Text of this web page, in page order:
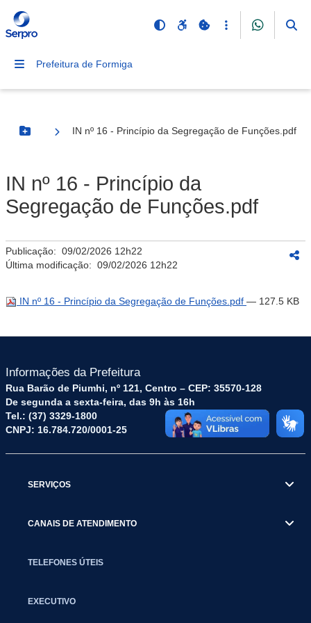
Prefeitura de Formiga
Botão Menu
IN nº 16 - Princípio da Segregação de Funções.pdf
IN nº 16 - Princípio da
Segregação de Funções.pdf
Publicação: 09/02/2026 12h22
Última modificação: 09/02/2026 12h22
IN nº 16 - Princípio da Segregação de Funções.pdf — 127.5 KB
Informações da Prefeitura
Rua Barão de Piumhi, nº 121, Centro – CEP: 35570-128
De segunda a sexta-feira, das 9h às 16h
Tel.: (37) 3329-1800
CNPJ: 16.784.720/0001-25
SERVIÇOS
CANAIS DE ATENDIMENTO
TELEFONES ÚTEIS
EXECUTIVO